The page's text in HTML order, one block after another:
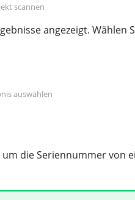
scannen
angezeigt. Wählen
auswählen
die Seriennummer von